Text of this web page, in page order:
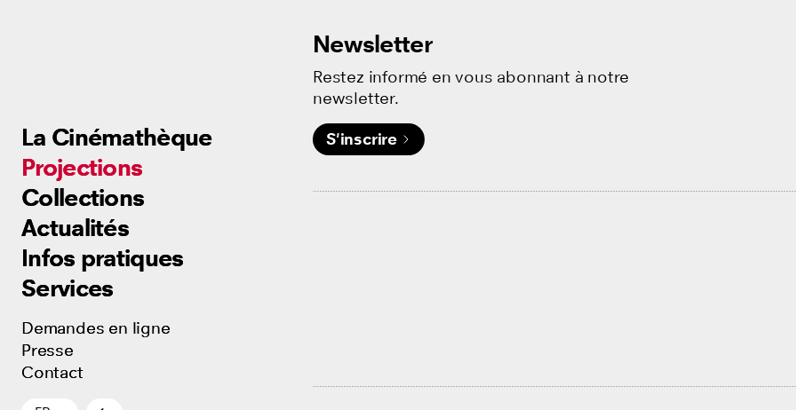
La Cinémathèque
Projections
Collections
Actualités
Infos pratiques
Services
Demandes en ligne
Presse
Contact
La Cinémathèque
Projections
Collections
Actualités
Infos pratiques
Services
Demandes en ligne
Presse
Contact
La Cinémathèque
Projections
Collections
Actualités
Infos pratiques
Services
Demandes en ligne
Presse
Contact
Newsletter
Restez informé en vous abonnant à notre
newsletter.
S'inscrire